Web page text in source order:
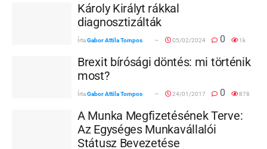
Károly Királyt rákkal
diagnosztizálták
ÍrtaGabor Attila Tompos 05/02/2024 0 1k
Brexit bírósági döntés: mi történik
most?
ÍrtaGabor Attila Tompos 24/01/2017 0 878
A Munka Megfizetésének Terve:
Az Egységes Munkavállalói
Státusz Bevezetése